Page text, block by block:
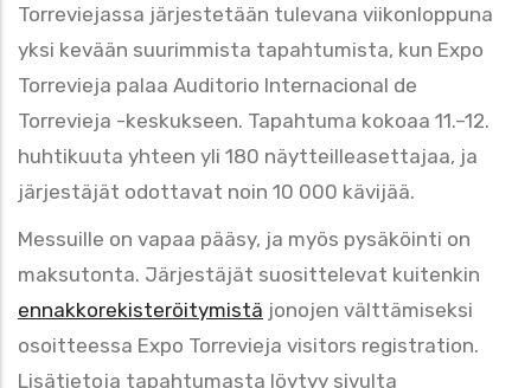
Torreviejassa järjestetään tulevana viikonloppuna
yksi kevään suurimmista tapahtumista, kun Expo
Torrevieja palaa Auditorio Internacional de
Torrevieja -keskukseen. Tapahtuma kokoaa 11.–12.
huhtikuuta yhteen yli 180 näytteilleasettajaa, ja
järjestäjät odottavat noin 10 000 kävijää.
Messuille on vapaa pääsy, ja myös pysäköinti on
maksutonta. Järjestäjät suosittelevat kuitenkin
ennakkorekisteröitymistä jonojen välttämiseksi
osoitteessa Expo Torrevieja visitors registration.
Lisätietoja tapahtumasta löytyy sivulta